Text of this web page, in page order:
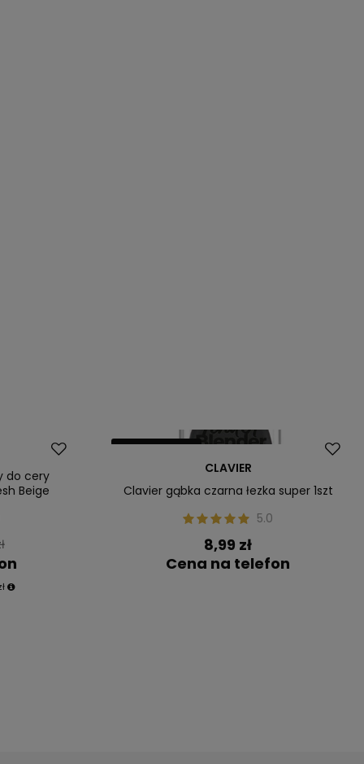
do cery
Beige
Nasz bestseller
CLAVIER
Clavier gąbka czarna łezka super 1szt
5.0
8,99 zł
Cena na telefon